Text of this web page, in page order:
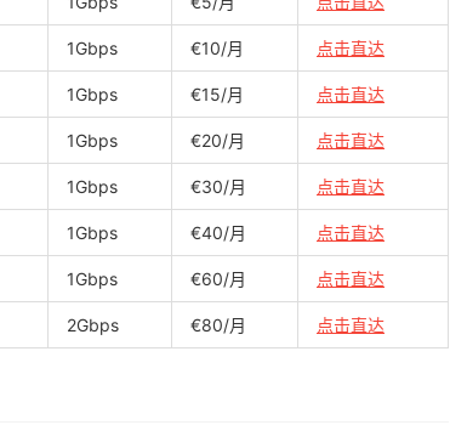
1Gbps €10/月 点击直达
1Gbps €15/月 点击直达
1Gbps €20/月 点击直达
1Gbps €30/月 点击直达
1Gbps €40/月 点击直达
1Gbps €60/月 点击直达
2Gbps €80/月 点击直达